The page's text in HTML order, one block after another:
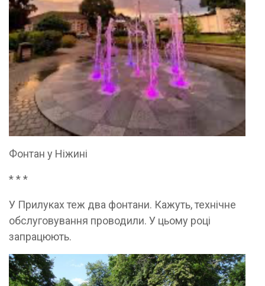
Фонтан у Ніжині
* * *
У Прилуках теж два фонтани. Кажуть, технічне
обслуговування проводили. У цьому році
запрацюють.